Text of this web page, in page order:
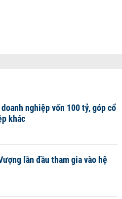
nghiệp vốn 100 tỷ, góp cổ
khác
lần đầu tham gia vào hệ